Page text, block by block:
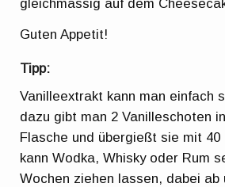
gleichmässig auf dem
Guten Appetit!
Tipp:
Vanilleextrakt kann man einfach
dazu gibt man 2 Vanilleschoten
Flasche und übergießt sie mit 40
kann Wodka, Whisky oder Rum
Wochen ziehen lassen, dabei ab